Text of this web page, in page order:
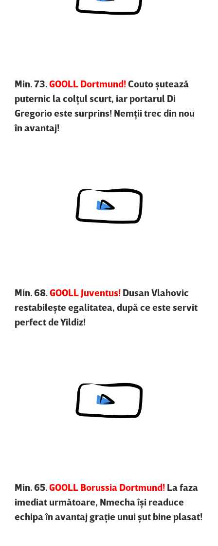
Min. 73.GOOLL Dortmund!Couto şutează
puternic la colţul scurt, iar portarul Di
Gregorio este surprins! Nemţii trec din nou
în avantaj!
Min. 68.GOOLL Juventus! Dusan Vlahovic
restabileşte egalitatea, după ce este servit
perfect de Yildiz!
Min. 65. GOOLL Borussia Dortmund! La faza
imediat următoare, Nmecha îşi readuce
echipa în avantaj graţie unui şut bine plasat!